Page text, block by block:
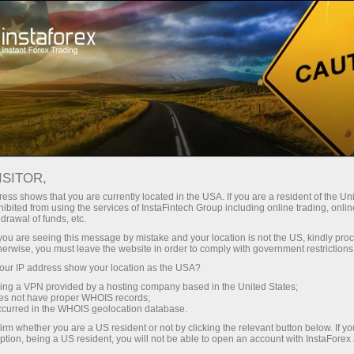
Ҳисоб-варағини тез очиш Савдо платформаси
Энди иш
учун
Инвесторлар учун Ҳамкорлар учун
аналитика на странице
варағини очиш
созлашлари
Шрифт
(300-1000) 100%
shows that you are currently located in the USA. If you are a resident of the
from using the services of InstaFintech Group including online trading,
of funds, etc.
are seeing this message by mistake and your location is not the US, kindly
you must leave the website in order to comply with government
IP address show your location as the USA?
a VPN provided by a hosting company based in the United States;
not have proper WHOIS records;
in the WHOIS geolocation database.
whether you are a US resident or not by clicking the relevant button below. If
being a US resident, you will not be able to open an account with InstaForex